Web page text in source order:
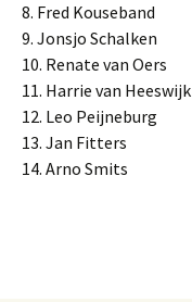
8. Fred Kouseband
9. Jonsjo Schalken
10. Renate van Oers
11. Harrie van Heeswijk
12. Leo Peijneburg
13. Jan Fitters
14. Arno Smits